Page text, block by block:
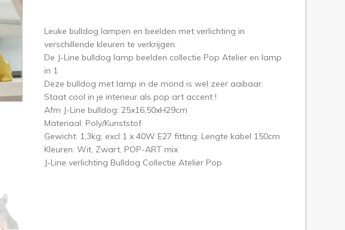
Volgende
Leuke bulldog lampen en beelden met verlichting in
verschillende kleuren te verkrijgen.
De J-Line bulldog lamp beelden collectie Pop Atelier en lamp
in 1
Deze bulldog met lamp in de mond is wel zeer aaibaar.
Staat cool in je interieur als pop art accent !
Afm J-Line bulldog: 25x16,50xH29cm
Materiaal: Poly/Kunststof
Gewicht: 1,3kg; excl 1 x 40W E27 fitting; Lengte kabel 150cm
Kleuren: Wit, Zwart, POP-ART mix
J-Line verlichting Bulldog Collectie Atelier Pop